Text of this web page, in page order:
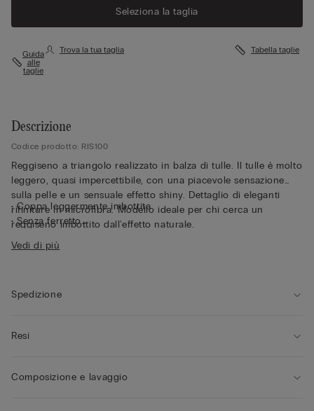
Seleziona la taglia
Guida
alle
taglie
Trova la tua taglia Tabella taglie
Descrizione
Codice prodotto: RIS100
Reggiseno a triangolo realizzato in balza di tulle. Il tulle è molto
leggero, quasi impercettibile, con una piacevole sensazione
sulla pelle e un sensuale effetto shiny. Dettaglio di eleganti
rifiniture in microfibra. Modello ideale per chi cerca un
reggiseno imbottito dall'effetto naturale.
• Coppa leggermente imbottita
• Senza ferretto
• Girotorace doppiato in tulle
• Effetto seno arrotondato
Vedi di più
Spedizione
Resi
Composizione e lavaggio